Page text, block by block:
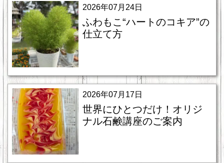
2026年07月24日
ふわもこ“ハートのコキア”の
仕立て方
2026年07月17日
世界にひとつだけ！オリジ
ナル石鹸講座のご案内